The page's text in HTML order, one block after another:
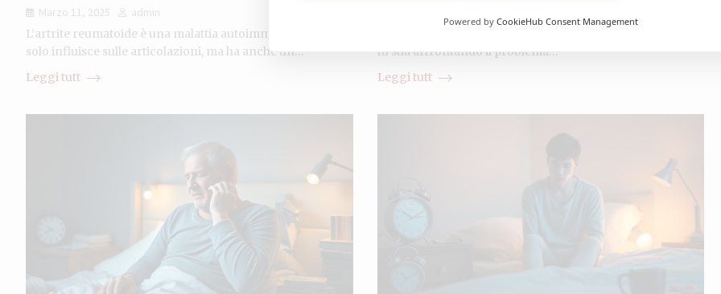
Marzo 11, 2025
admin
L’artrite reumatoide è una malattia autoimmune che non
solo influisce sulle articolazioni, ma ha anche un…
Leggi tutt
tu stia affrontando il problema…
Leggi tutt
Powered by CookieHub Consent Management